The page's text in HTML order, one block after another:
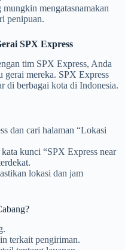
mengatasnamakan
penipuan.
SPX Express
tim SPX Express, Anda
gerai mereka. SPX Express
di berbagai kota di Indonesia.
dan cari halaman “Lokasi
kunci “SPX Express near
lokasi dan jam
terkait pengiriman.